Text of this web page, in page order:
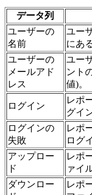
データ列
ユーザーの
名前
ユー
にあ
ユーザーの
メールアド
レス
ユー
ント
値)。
ログイン
レポ
グイ
ログインの
失敗
レポ
ログ
アップロー
ド
レポ
ァイ
ダウンロー
レポ